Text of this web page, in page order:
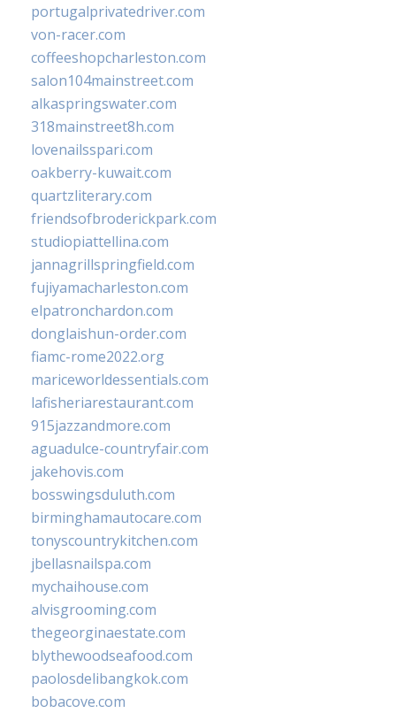
portugalprivatedriver.com
von-racer.com
coffeeshopcharleston.com
salon104mainstreet.com
alkaspringswater.com
318mainstreet8h.com
lovenailsspari.com
oakberry-kuwait.com
quartzliterary.com
friendsofbroderickpark.com
studiopiattellina.com
jannagrillspringfield.com
fujiyamacharleston.com
elpatronchardon.com
donglaishun-order.com
fiamc-rome2022.org
mariceworldessentials.com
lafisheriarestaurant.com
915jazzandmore.com
aguadulce-countryfair.com
jakehovis.com
bosswingsduluth.com
birminghamautocare.com
tonyscountrykitchen.com
jbellasnailspa.com
mychaihouse.com
alvisgrooming.com
thegeorginaestate.com
blythewoodseafood.com
paolosdelibangkok.com
bobacove.com